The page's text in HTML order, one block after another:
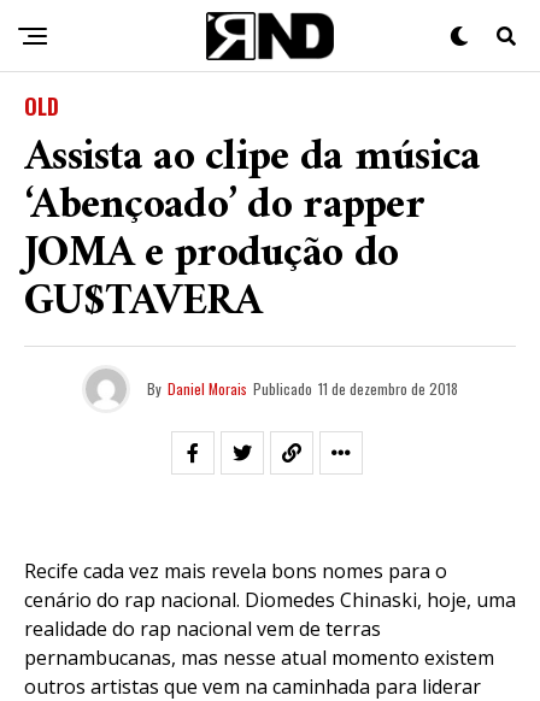
OLD
Assista ao clipe da música
‘Abençoado’ do rapper
JOMA e produção do
GU$TAVERA
By Daniel Morais Publicado 11 de dezembro de 2018
Recife cada vez mais revela bons nomes para o
cenário do rap nacional. Diomedes Chinaski, hoje, uma
realidade do rap nacional vem de terras
pernambucanas, mas nesse atual momento existem
outros artistas que vem na caminhada para liderar